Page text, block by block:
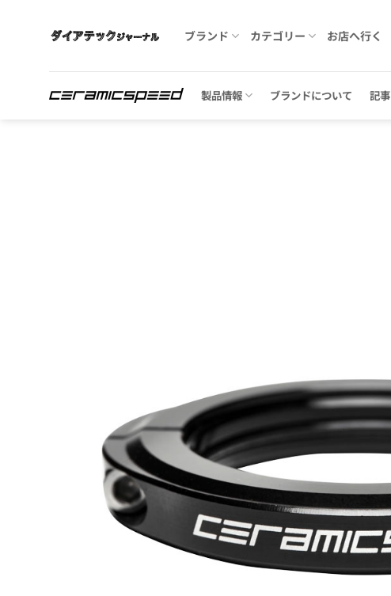
ブランド カテゴリー お店へ行く
製品情報 ブランドについて 記事